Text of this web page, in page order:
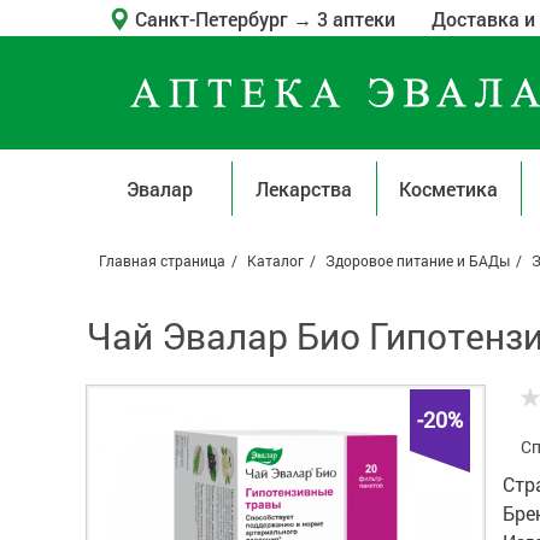
Санкт-Петербург → 3 аптеки Доставка и
Эвалар Лекарства Косметика
Главная страница Каталог Здоровое питание и БАДы
Чай Эвалар Био
-20%